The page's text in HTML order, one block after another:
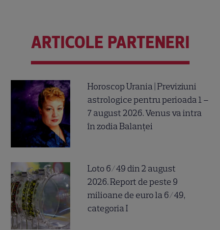
ARTICOLE PARTENERI
Horoscop Urania | Previziuni
astrologice pentru perioada 1 –
7 august 2026. Venus va intra
în zodia Balanței
Loto 6/49 din 2 august
2026. Report de peste 9
milioane de euro la 6/49,
categoria I